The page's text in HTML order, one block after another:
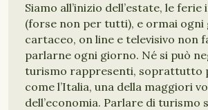
Siamo all’inizio dell’estate, le
(forse non per tutti), e ormai ogni
cartaceo, on line e televisivo non
parlarne ogni giorno. Né si può
turismo rappresenti, soprattutto
come l’Italia, una della maggiori
dell’economia. Parlare di turismo